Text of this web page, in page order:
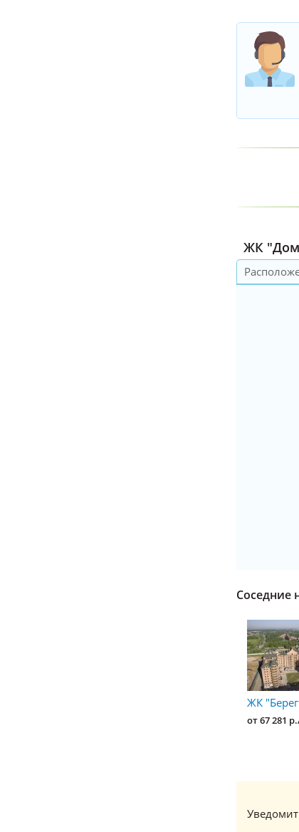
ЖК "Дом
Соседние
ЖК
от 67 281